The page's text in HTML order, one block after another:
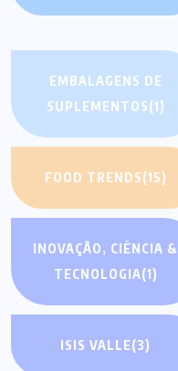
EMBALAGENS DE
SUPLEMENTOS(1)
FOOD TRENDS(15)
INOVAÇÃO, CIÊNCIA &
TECNOLOGIA(1)
ISIS VALLE(3)